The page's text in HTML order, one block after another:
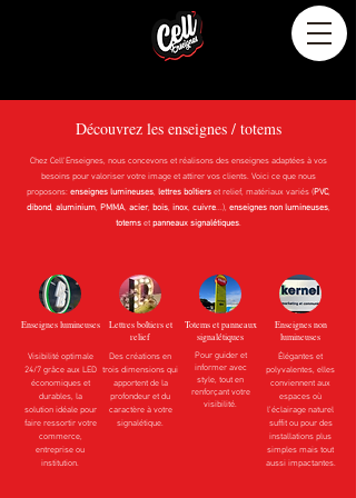
Découvrez les enseignes / totems
Chez Cell'Enseignes, nous concevons et réalisons des enseignes adaptées à vos
besoins pour valoriser votre image et attirer vos clients. Voicice que nous
proposons: enseignes lumineuses, lettres boîtierset relief, matériaux variés (PVC,
dibond, aluminium, PMMA, acier, bois, inox, cuivre...), enseignes non lumineuses,
totemset panneaux signalétiques.
Enseignes lumineuses
Visibilité optimale
24/7 grâce aux LED
économiques et
durables, la
solution idéale pour
faire ressortir votre
commerce,
entreprise ou
institution.
Lettres boîtiers et
relief
Des créations en
trois dimensions qui
apportent de la
profondeur et du
caractère à votre
signalétique.
Totems et panneaux
signalétiques
Pour guider et
informer avec
style, tout en
renforçant votre
visibilité.
Enseignes non
lumineuses
Élégantes et
polyvalentes, elles
conviennent aux
espaces où
l’éclairage naturel
suffit ou pour des
installations plus
simples mais tout
aussi impactantes.